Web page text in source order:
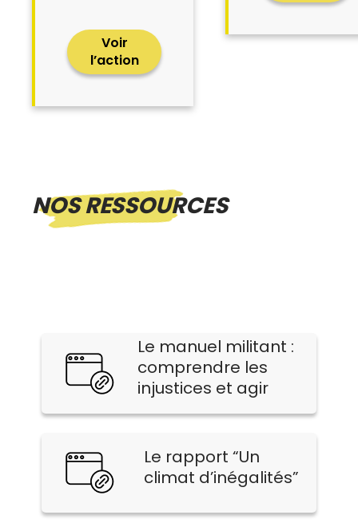
Voir
l’action
NOS RESSOURCES
Le manuel militant :
comprendre les
injustices et agir
Le rapport “Un
climat d’inégalités”